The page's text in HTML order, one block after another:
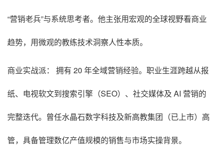
“营销老兵”与系统思考者。他主张用宏观的全球视野看商业
趋势，用微观的教练技术洞察人性本质。
商业实战派： 拥有 20 年全域营销经验。职业生涯跨越从报
纸、电视软文到搜索引擎（SEO）、社交媒体及 AI 营销的
完整迭代。曾任水晶石数字科技及新高教集团（已上市）高
管，具备管理数亿产值规模的销售与市场实操背景。